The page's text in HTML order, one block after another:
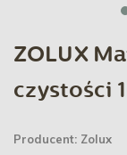
ZOLUX
czystości
Producent: Zolux